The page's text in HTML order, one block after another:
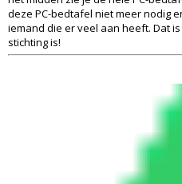
deze PC-bedtafel niet meer nodig
iemand die er veel aan heeft. Dat
stichting is!